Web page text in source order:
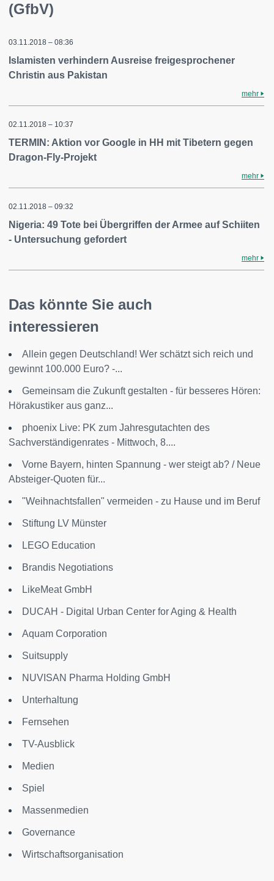
(GfbV)
03.11.2018 – 08:36
Islamisten verhindern Ausreise freigesprochener
Christin aus Pakistan
mehr
02.11.2018 – 10:37
TERMIN: Aktion vor Google in HH mit Tibetern gegen
Dragon-Fly-Projekt
mehr
02.11.2018 – 09:32
Nigeria: 49 Tote bei Übergriffen der Armee auf Schiiten
- Untersuchung gefordert
mehr
Das könnte Sie auch
interessieren
Allein gegen Deutschland! Wer schätzt sich reich und
gewinnt 100.000 Euro? -...
Gemeinsam die Zukunft gestalten - für besseres Hören:
Hörakustiker aus ganz...
phoenix Live: PK zum Jahresgutachten des
Sachverständigenrates - Mittwoch, 8....
Vorne Bayern, hinten Spannung - wer steigt ab? / Neue
Absteiger-Quoten für...
"Weihnachtsfallen" vermeiden - zu Hause und im Beruf
Stiftung LV Münster
LEGO Education
Brandis Negotiations
LikeMeat GmbH
DUCAH - Digital Urban Center for Aging & Health
Aquam Corporation
Suitsupply
NUVISAN Pharma Holding GmbH
Unterhaltung
Fernsehen
TV-Ausblick
Medien
Spiel
Massenmedien
Governance
Wirtschaftsorganisation